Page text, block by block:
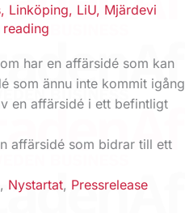
, Linköping, LiU, Mjärdevi
har en affärsidé som kan
som ännu inte kommit igång
en affärsidé i ett befintligt
affärsidé som bidrar till ett
, Nystartat, Pressrelease